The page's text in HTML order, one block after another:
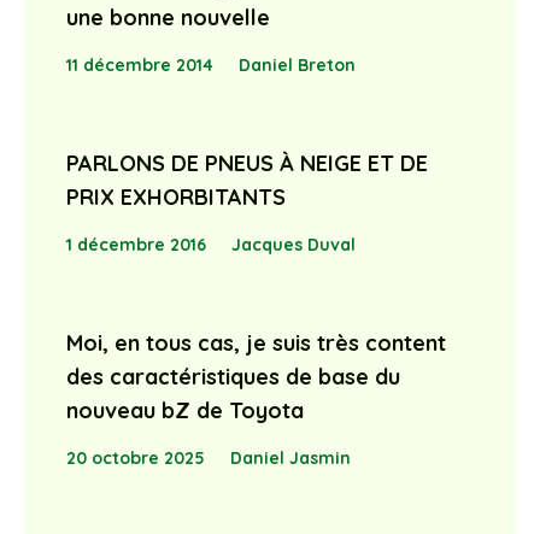
une bonne nouvelle
11 décembre 2014 Daniel Breton
PARLONS DE PNEUS À NEIGE ET DE
PRIX EXHORBITANTS
1 décembre 2016 Jacques Duval
Moi, en tous cas, je suis très content
des caractéristiques de base du
nouveau bZ de Toyota
20 octobre 2025 Daniel Jasmin